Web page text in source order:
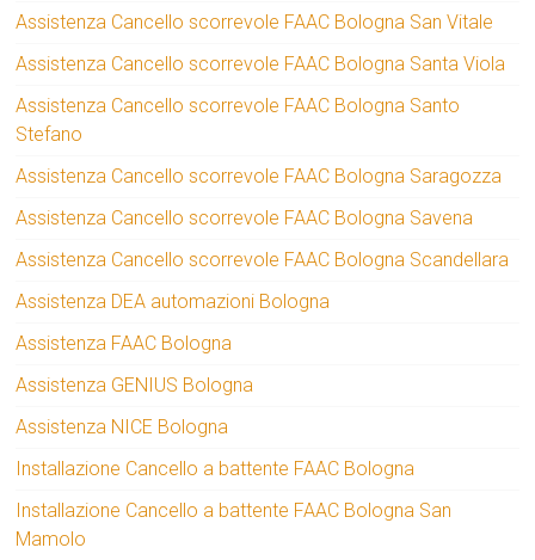
Assistenza Cancello scorrevole FAAC Bologna San Vitale
Assistenza Cancello scorrevole FAAC Bologna Santa Viola
Assistenza Cancello scorrevole FAAC Bologna Santo
Stefano
Assistenza Cancello scorrevole FAAC Bologna Saragozza
Assistenza Cancello scorrevole FAAC Bologna Savena
Assistenza Cancello scorrevole FAAC Bologna Scandellara
Assistenza DEA automazioni Bologna
Assistenza FAAC Bologna
Assistenza GENIUS Bologna
Assistenza NICE Bologna
Installazione Cancello a battente FAAC Bologna
Installazione Cancello a battente FAAC Bologna San
Mamolo